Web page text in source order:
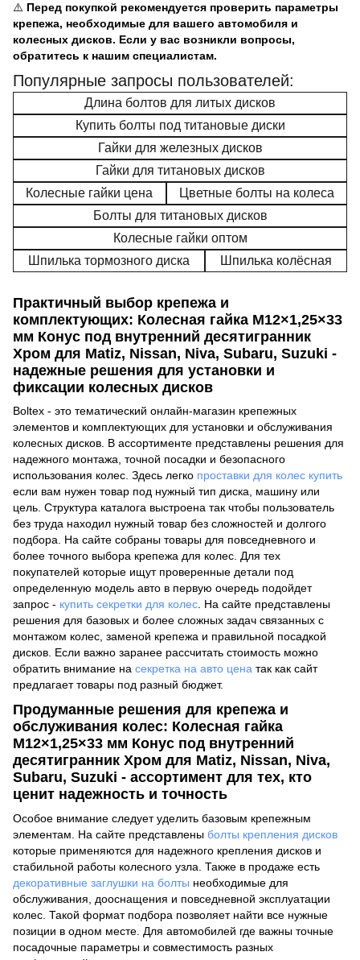
⚠️ Перед покупкой рекомендуется проверить параметры
крепежа, необходимые для вашего автомобиля и
колесных дисков. Если у вас возникли вопросы,
обратитесь к нашим специалистам.
Популярные запросы пользователей:
Длина болтов для литых дисков
Купить болты под титановые диски
Гайки для железных дисков
Гайки для титановых дисков
Колесные гайки цена
Цветные болты на колеса
Болты для титановых дисков
Колесные гайки оптом
Шпилька тормозного диска
Шпилька колёсная
Практичный выбор крепежа и
комплектующих: Колесная гайка M12×1,25×33
мм Конус под внутренний десятигранник
Хром для Matiz, Nissan, Niva, Subaru, Suzuki -
надежные решения для установки и
фиксации колесных дисков
Boltex - это тематический онлайн-магазин крепежных
элементов и комплектующих для установки и обслуживания
колесных дисков. В ассортименте представлены решения для
надежного монтажа, точной посадки и безопасного
использования колес. Здесь легко проставки для колес купить
если вам нужен товар под нужный тип диска, машину или
цель. Структура каталога выстроена так чтобы пользователь
без труда находил нужный товар без сложностей и долгого
подбора. На сайте собраны товары для повседневного и
более точного выбора крепежа для колес. Для тех
покупателей которые ищут проверенные детали под
определенную модель авто в первую очередь подойдет
запрос - купить секретки для колес . На сайте представлены
решения для базовых и более сложных задач связанных с
монтажом колес, заменой крепежа и правильной посадкой
дисков. Если важно заранее рассчитать стоимость можно
обратить внимание на секретка на авто цена так как сайт
предлагает товары под разный бюджет.
Продуманные решения для крепежа и
обслуживания колес: Колесная гайка
M12×1,25×33 мм Конус под внутренний
десятигранник Хром для Matiz, Nissan, Niva,
Subaru, Suzuki - ассортимент для тех, кто
ценит надежность и точность
Особое внимание следует уделить базовым крепежным
элементам. На сайте представлены болты крепления дисков
которые применяются для надежного крепления дисков и
стабильной работы колесного узла. Также в продаже есть
декоративные заглушки на болты необходимые для
обслуживания, дооснащения и повседневной эксплуатации
колес. Такой формат подбора позволяет найти все нужные
позиции в одном месте. Для автомобилей где важны точные
посадочные параметры и совместимость разных